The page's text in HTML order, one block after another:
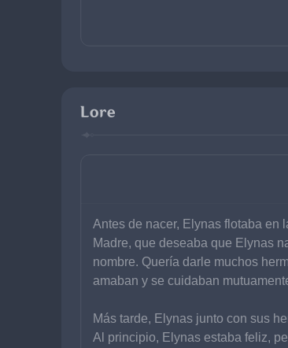
Lore
Antes de nacer, Elynas flotaba en
Madre, que deseaba que Elynas
nombre. Quería darle muchos
amaban y se cuidaban
Más tarde, Elynas junto con sus
Al principio, Elynas estaba feliz,